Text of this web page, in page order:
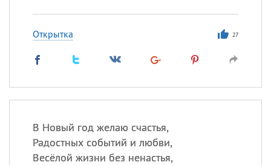
Открытка 27
В Новый год желаю счастья,
Радостных событий и любви,
Весёлой жизни без ненастья,